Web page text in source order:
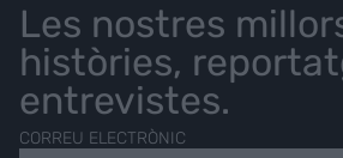
Les nostres
històries,
entrevistes.
CORREU ELECTRÒNIC